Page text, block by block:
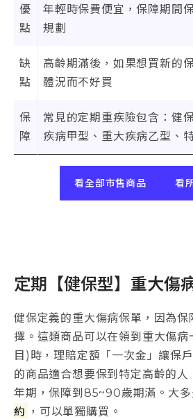
優
點
年輕時保費便宜，保障期間
規劃
缺
點
高齡期滿後，如果想買新的
體況而不好買
保
障
常見的定期重疾險包含：健
疾病甲型、重大疾病乙型、
看全部市售商品 看
定期【健保型】重大傷
健保定義的重大傷病保單，因為保
擇。這類商品可以在領到重大傷病
目)時，理賠定額「一次金」讓保
的商品適合想要保到特定高齡的
年期，保障到85~90歲期滿。大多
約 ，可以單獨購買。